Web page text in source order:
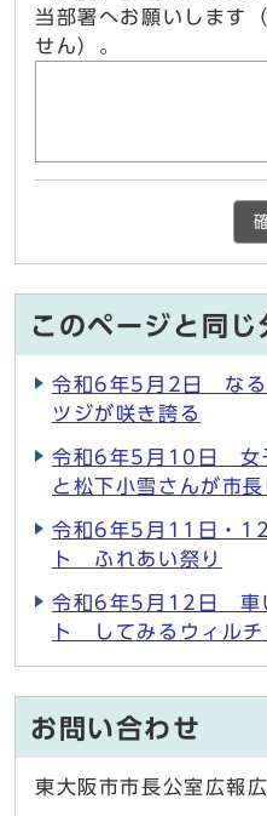
当部署へお願いします
せん）。
このページと同じ
令和6年5月2日 な
ツジが咲き誇る
令和6年5月10日 女
と松下小雪さんが市
令和6年5月11日・
ト ふれあい祭り
令和6年5月12日 車
ト してみるウィルチ
お問い合わせ
東大阪市市長公室広報